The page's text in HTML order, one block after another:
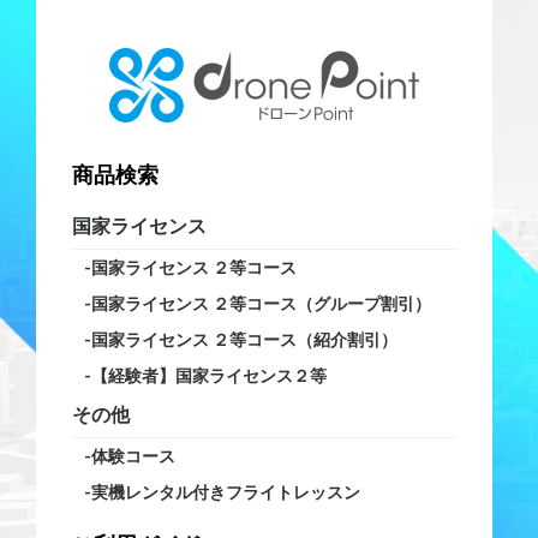
商品検索
国家ライセンス
国家ライセンス ２等コース
国家ライセンス ２等コース（グループ割引）
国家ライセンス ２等コース（紹介割引）
【経験者】国家ライセンス２等
その他
体験コース
実機レンタル付きフライトレッスン